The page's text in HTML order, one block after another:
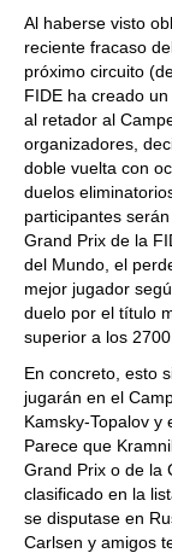
Al haberse visto
reciente fracaso
próximo circuito
FIDE ha creado
al retador al
organizadores,
doble vuelta con
duelos
participantes
Grand Prix de la
del Mundo, el
mejor jugador
duelo por el título
superior a los
En concreto, esto
jugarán en el
Kamsky-Topalov y
Parece que
Grand Prix o de la
clasificado en la
se disputase en
Carlsen y amigos